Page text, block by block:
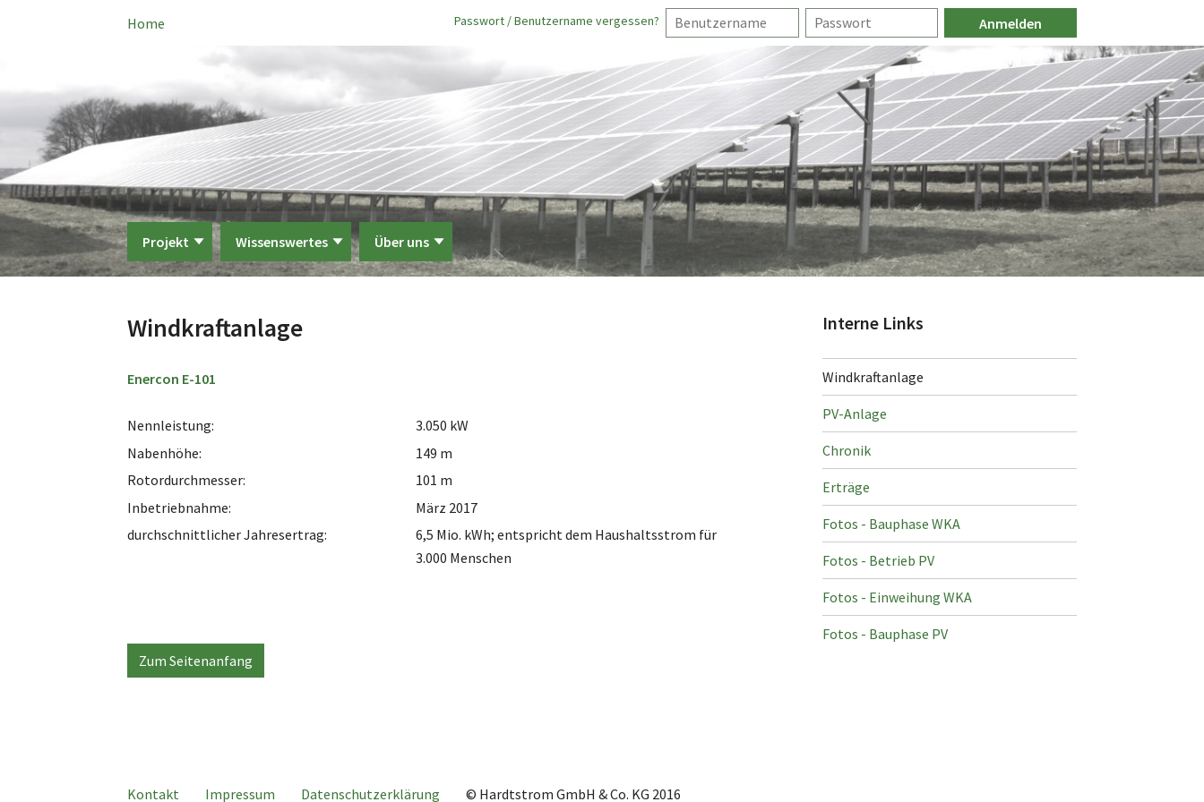
Home Passwort / Benutzername vergessen?
Projekt Wissenswertes Über uns
Windkraftanlage
Enercon E-101
Nennleistung:
3.050 kW
Nabenhöhe:
149 m
Rotordurchmesser:
101 m
Inbetriebnahme:
März 2017
durchschnittlicher Jahresertrag:
6,5 Mio. kWh; entspricht dem Haushaltsstrom für
3.000 Menschen
Zum Seitenanfang
Interne Links
Windkraftanlage
PV-Anlage
Chronik
Erträge
Fotos - Bauphase WKA
Fotos - Betrieb PV
Fotos - Einweihung WKA
Fotos - Bauphase PV
Kontakt Impressum Datenschutzerklärung © Hardtstrom GmbH & Co. KG 2016